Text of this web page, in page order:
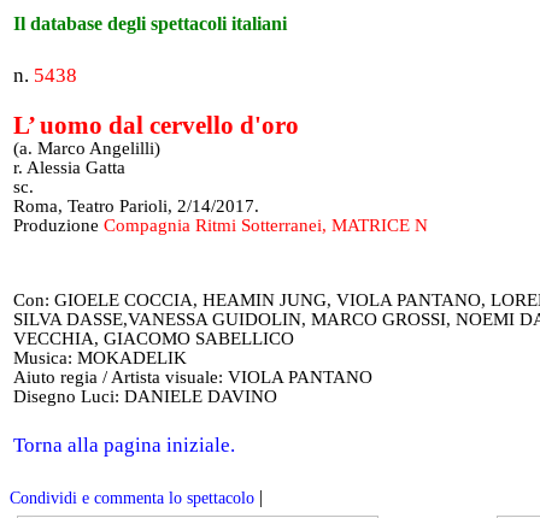
Il database degli spettacoli italiani
n. 5438
L’ uomo dal cervello d'oro
(a. Marco Angelilli)
r. Alessia Gatta
sc.
Roma, Teatro Parioli, 2/14/2017.
Produzione Compagnia Ritmi Sotterranei, MATRICE N
Con: GIOELE COCCIA, HEAMIN JUNG, VIOLA PANTANO,
SILVA DASSE,VANESSA GUIDOLIN, MARCO GROSSI, NOEMI
VECCHIA, GIACOMO SABELLICO
Musica: MOKADELIK
Aiuto regia / Artista visuale: VIOLA PANTANO
Disegno Luci: DANIELE DAVINO
Torna alla pagina iniziale.
Condividi e commenta lo spettacolo |